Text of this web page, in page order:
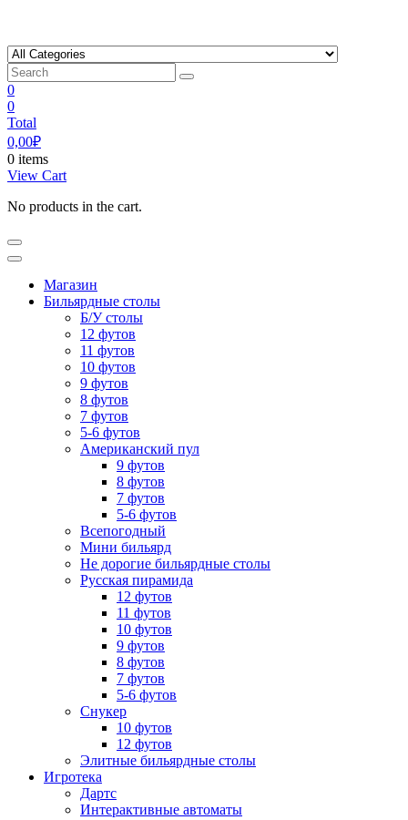
content
0
0
Total
0,00₽
0 items
View Cart
No products in the cart.
Магазин
Бильярдные столы
Б/У столы
12 футов
11 футов
10 футов
9 футов
8 футов
7 футов
5-6 футов
Американский пул
9 футов
8 футов
7 футов
5-6 футов
Всепогодный
Мини бильярд
Не дорогие бильярдные столы
Русская пирамида
12 футов
11 футов
10 футов
9 футов
8 футов
7 футов
5-6 футов
Снукер
10 футов
12 футов
Элитные бильярдные столы
Игротека
Дартс
Интерактивные автоматы